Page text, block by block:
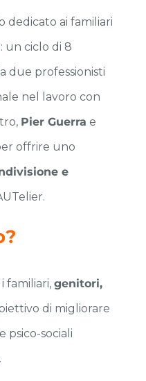
dedicato ai familiari
un ciclo di 8
due professionisti
nel lavoro con
Pier Guerra e
offrire uno
e
familiari, genitori,
di migliorare
psico-sociali